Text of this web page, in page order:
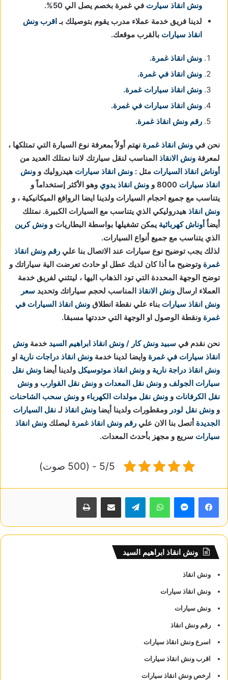
ونش انقاذ سيارت في غمرة بخصم يصل الي 50%.
لدينا فريق خدمة عملاء مدرب يقوم بتوصيلك بـاقرب ونش
انقاذ سيارات بالقرب موقعك.
ونش انقاذ غمرة.
ونش انقاذ في غمرة.
ونش انقاذ سيارات غمرة.
ونش انقاذ سيارات في غمرة.
رقم ونش انقاذ غمرة.
نحن في ونش انقاذ غمرة نهتم أولاً بمعرفة نوع السيارة التي تمتلكها ،
لمعرفة ونش الانقاذ المناسب لنقل سيارتك لاننا نمتلك العديد من
أوناش انقاذ السيارات مثل : ونش انقاذ سيارات هيدروليك و ونش
انقاذ سيارات
ونش انقاذ يدوي وهو الأكثر إستخداماً و
يتناسب مع جميع احجام السيارات ولدينا ايضا الروافع الميكانيكية ، و
ونش انقاذ هيدروليكي الذي يتناسب مع السيارات الكبيرة. نمتلك
أيضاُأوناش كهربائية يمكن تشغيلها بواسطة البطاريات و ونش كرين
الذي يتناسب مع جميع أنواع السيارات.
لذلك يجب توضيح نوع سيارات عند الاتصال بنا علي رقم ونش انقاذ
غمرة وتوضيح ما أذا كان لديك عطل او حادث تعرضت الية سياراتك و
توضح الوجهة المحددة التي تود الذهاب اليها ، ليتثني لفريق خدمة
العملاء ارسال ونش الانقاذ المناسب لحجم سياراتك وتحديد سعر
ونش انقاذ سيارات بناء علي نقطة انطلاق ونش انقاذ السيارات في
غمرة ونقطة الوصول او الوجهة التي حددتها مسبقا.
نحن نقدم في سبيد ونش كار / ونش انقاذ ابراهيم السيد خدمة ونش
انقاذ سيارات في غمرة وايضا لدينا خدمة ونش انقاذ دراجات نارية او
ونش انقاذ دراجة نارية و ونش انقاذ موتوسيكل ولدينا أيضا ونش نقل
سيارات الجولف و ونش نقل المعدات و ونش نقل القوارب و ونش
نقل الكرفانات و ونش نقل مولدات الكهرباء و ونش سحب الشاحنات
و ونش نقل لودر ومقطورات ولدينا أيضا ونش انقاذ لـنقل السيارات
الجديدة أتصل بنا الان علي رقم ونش انقاذ غمرة ليصلك ونش انقاذ
سيارات سريع و مجهز بأحدث المعدات.
5/5 - (500 صوت)
واتساب
ونش انقاذ ابراهيم السيد
ونش انقاذ
ونش انقاذ سيارات
ونش سيارات
رقم ونش انقاذ
اسرع ونش انقاذ سيارات
اقرب ونش انقاذ سيارات
ارخص ونش انقاذ سيارات